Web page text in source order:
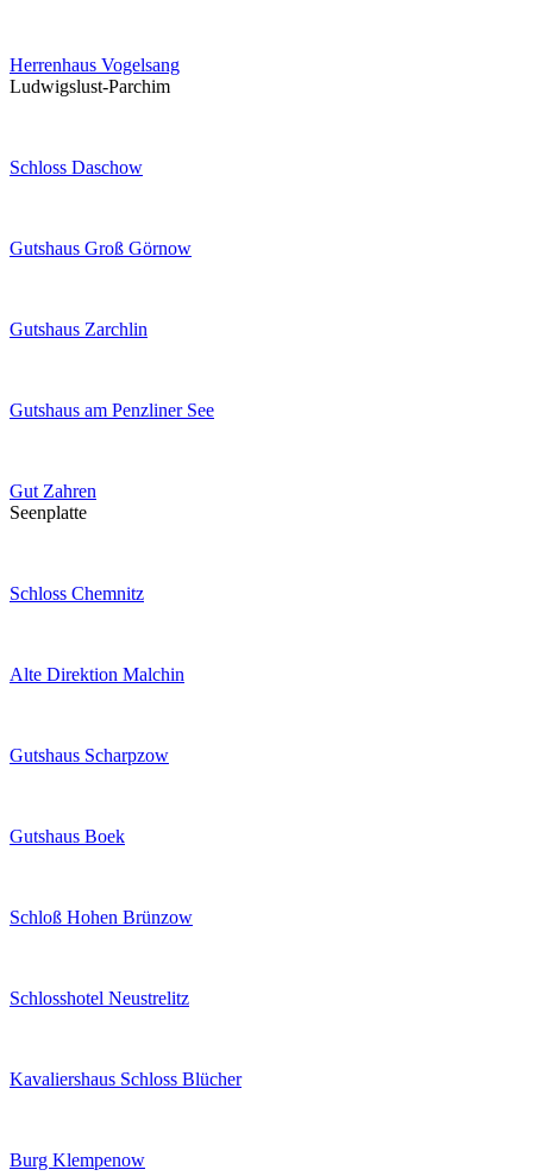
Herrenhaus Vogelsang
Ludwigslust-Parchim
Schloss Daschow
Gutshaus Groß Görnow
Gutshaus Zarchlin
Gutshaus am Penzliner See
Gut Zahren
Seenplatte
Schloss Chemnitz
Alte Direktion Malchin
Gutshaus Scharpzow
Gutshaus Boek
Schloß Hohen Brünzow
Schlosshotel Neustrelitz
Kavaliershaus Schloss Blücher
Burg Klempenow